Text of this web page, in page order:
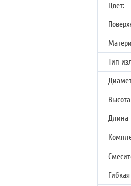
Цвет:
Тип
Длина